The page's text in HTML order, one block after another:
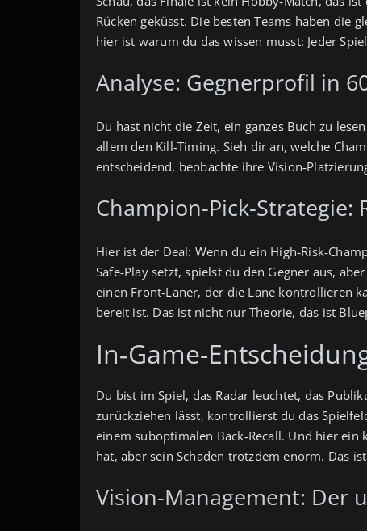
Rücken geküsst. Die besten Teams haben die
hier ist warum du das wissen musst: Jeder
Analyse: Gegnerprofil in
Du hast nicht die Zeit, ein ganzes Buch zu
allem den Kill‑Timing. Sieh dir an, welche
entscheidend, beobachte ihre
Champion-Pick-Strategie:
Hier ist der Deal: Wenn du ein
Safe‑Play setzt, spielst du den Gegner aus,
einen Front‑Laner, der die Lane kontrollieren
bereit ist. Das ist nicht nur Theorie, das ist
In‑Game-
Du bist im Spiel, das Radar leuchtet, das
zurückziehen lässt, kontrollierst du das
einem suboptimalen Back‑Recall. Und hier
hat, aber sein Schaden trotzdem enorm. Das
Vision-Management: Der